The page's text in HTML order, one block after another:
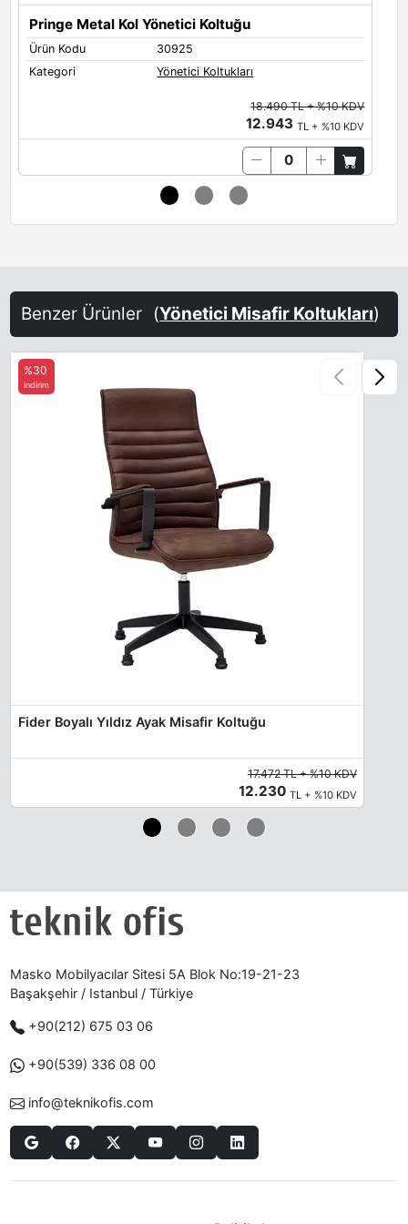
Pringe Metal Kol Yönetici Koltuğu
Ürün Kodu
30925
Kategori
Yönetici Koltukları
18.490 TL + %10 KDV
12.943TL + %10 KDV
Benzer Ürünler (Yönetici Misafir Koltukları)
Fider Boyalı Yıldız Ayak Misafir Koltuğu
%30
indirim
17.472 TL + %10 KDV
12.230 TL + %10 KDV
Masko Mobilyacılar Sitesi 5A Blok No:19-21-23
Başakşehir / Istanbul / Türkiye
+90(212) 675 03 06
+90(539) 336 08 00
info@teknikofis.com